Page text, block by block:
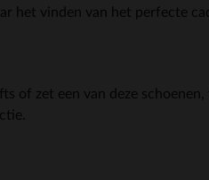
het vinden van het perfecte
of zet een van deze